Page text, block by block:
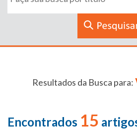
Resultados da Busca para:
Encontrados 15